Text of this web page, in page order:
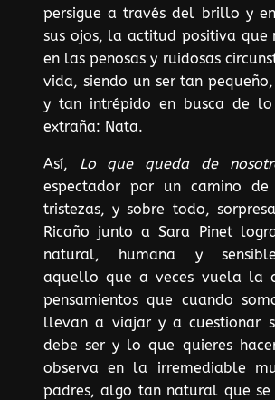
persigue a través del brillo y
sus ojos, la actitud positiva que
en las penosas y ruidosas
vida, siendo un ser tan
y tan intrépido en busca de
extraña: Nata.
Así, Lo que queda de
espectador por un camino de
tristezas, y sobre todo,
Ricaño junto a Sara Pinet
natural, humana y
aquello que a veces vuela la
pensamientos que cuando
llevan a viajar y a cuestionar
debe ser y lo que quieres
observa en la irremediable
padres, algo tan natural que se